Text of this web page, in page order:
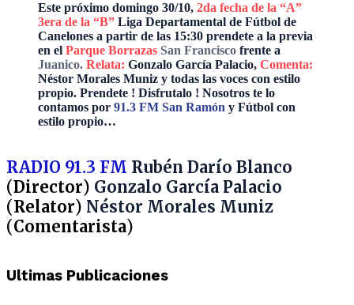
Este próximo domingo 30/10, 2da fecha de la “A”
3era de la “B” Liga Departamental de Fútbol de
Canelones a partir de las 15:30 prendete a la previa
en el Parque Borrazas San Francisco frente a
Juanico. Relata: Gonzalo García Palacio, Comenta:
Néstor Morales Muniz y todas las voces con estilo
propio. Prendete ! Disfrutalo ! Nosotros te lo
contamos por 91.3 FM San Ramón y Fútbol con
estilo propio…
RADIO 91.3 FM Rubén Darío Blanco
(Director) Gonzalo García Palacio
(Relator) Néstor Morales Muniz
(Comentarista)
Ultimas Publicaciones